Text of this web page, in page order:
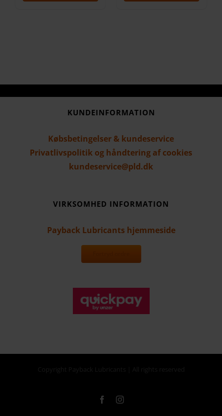
KUNDEINFORMATION
Købsbetingelser & kundeservice
Privatlivspolitik og håndtering af cookies
kundeservice@pld.dk
VIRKSOMHED INFORMATION
Payback Lubricants hjemmeside
FacebookInstagram